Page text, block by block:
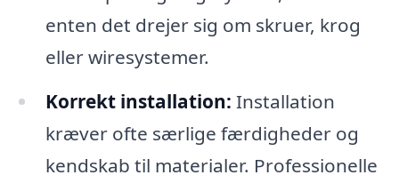
enten det drejer sig om skruer, krog
eller wiresystemer.
Korrekt installation: Installation
kræver ofte særlige færdigheder og
kendskab til materialer. Professionelle